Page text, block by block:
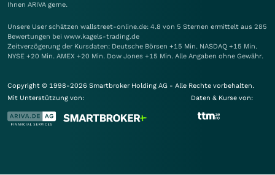
Ihnen ARIVA gerne.
Unsere User schätzen wallstreet-online.de: 4.8 von 5 Sternen ermittelt aus 285
Bewertungen bei www.kagels-trading.de
Zeitverzögerung der Kursdaten: Deutsche Börsen +15 Min. NASDAQ +15 Min.
NYSE +20 Min. AMEX +20 Min. Dow Jones +15 Min. Alle Angaben ohne Gewähr.
Copyright © 1998-2026 Smartbroker Holding AG - Alle Rechte vorbehalten.
Mit Unterstützung von:
Daten & Kurse von: